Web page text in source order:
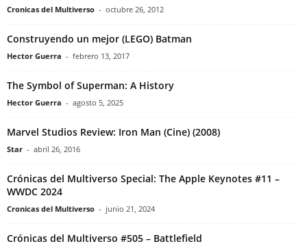
Cronicas del Multiverso - octubre 26, 2012
Construyendo un mejor (LEGO) Batman
Hector Guerra - febrero 13, 2017
The Symbol of Superman: A History
Hector Guerra - agosto 5, 2025
Marvel Studios Review: Iron Man (Cine) (2008)
Star - abril 26, 2016
Crónicas del Multiverso Special: The Apple Keynotes #11 –
WWDC 2024
Cronicas del Multiverso - junio 21, 2024
Crónicas del Multiverso #505 – Battlefield